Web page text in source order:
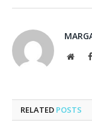
RELATED POSTS